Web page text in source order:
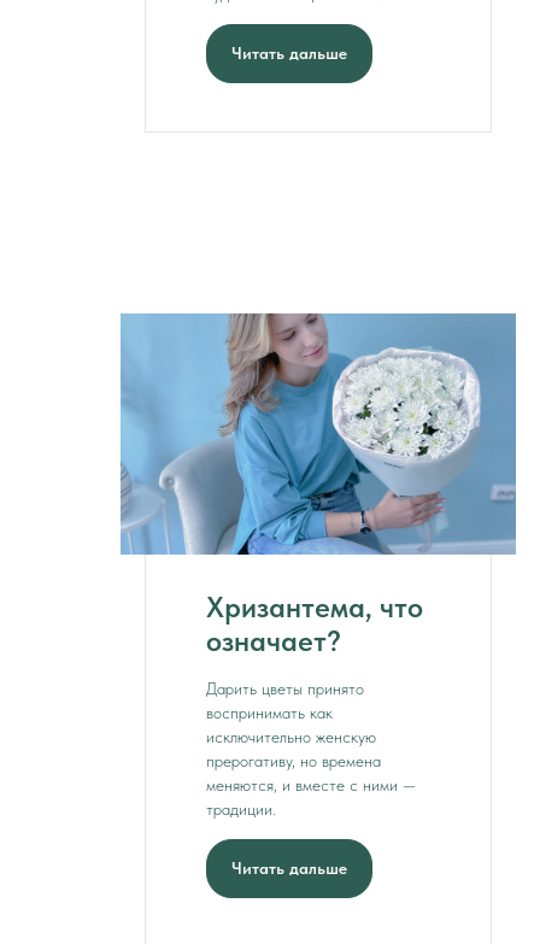
Читать дальше
Хризантема, что
означает?
Дарить цветы принято
воспринимать как
исключительно женскую
прерогативу, но времена
меняются, и вместе с ними —
традиции.
Читать дальше